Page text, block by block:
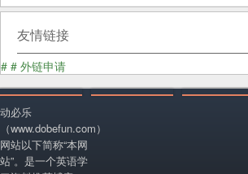
友情链接
# # 外链申请
动必乐
（www.dobefun.com）
网站以下简称“本网
站”。是一个英语学